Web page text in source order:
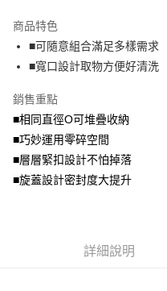
1.分期款項不併入電信帳單，「大
醒簡訊。
2.透過簡訊連結打開帳單後，可
帳／街口支付／iPASS MONEY」
【注意事項】
1.本服務係由「台灣大哥大股份有
用戶於交易時，得透過本服務購買
買賣價金債權讓與本公司後，依
2.基於同意付款使用「大哥付你分
資料（包含姓名、電話或地址）提
每筆NT$80，滿NT$888(含以
宅配
門市取貨-自備購物袋
每筆NT$80，滿NT$500(含以
商品特色
■可隨意組合滿足多樣需求
■寬口設計取物方便好清洗
銷售重點
■相同直徑O可堆疊收納
■巧妙運用零碎空間
■層層緊扣設計不怕掉落
■旋蓋設計密封度大提升
詳細說明